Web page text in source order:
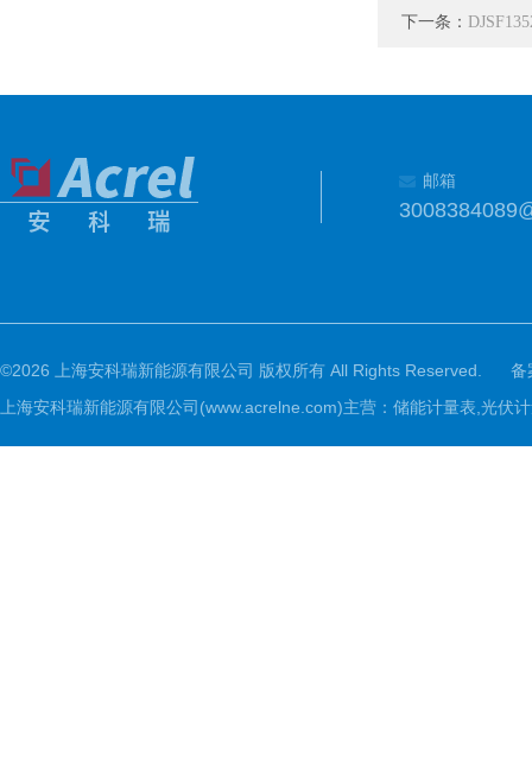
下一条：
邮箱
©2026 上海安科瑞新能源有限公司 版权所有 All Rights Reserved.
备
上海安科瑞新能源有限公司(www.acrelne.com)主营：储能计量表,光伏